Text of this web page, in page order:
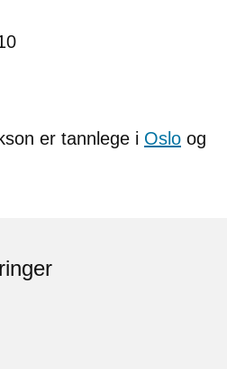
er tannlege i Oslo og